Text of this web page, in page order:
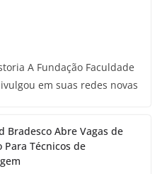
A Fundação Faculdade
em suas redes novas
Bradesco Abre Vagas de
Para Técnicos de